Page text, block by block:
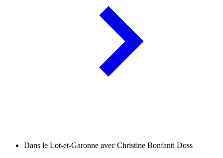
Dans le Lot-et-Garonne avec Christine Bonfanti Doss